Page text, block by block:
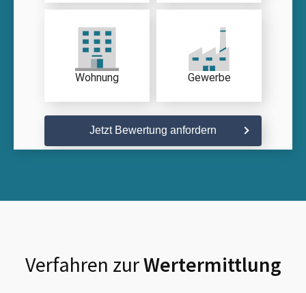
Wohnung Gewerbe
Jetzt Bewertung anfordern
Verfahren zurWertermittlung